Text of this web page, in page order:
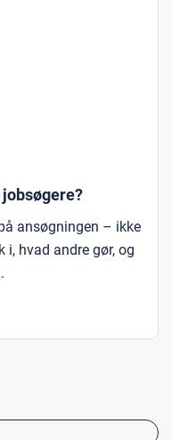
ansøgningen – ikke
i, hvad andre gør, og